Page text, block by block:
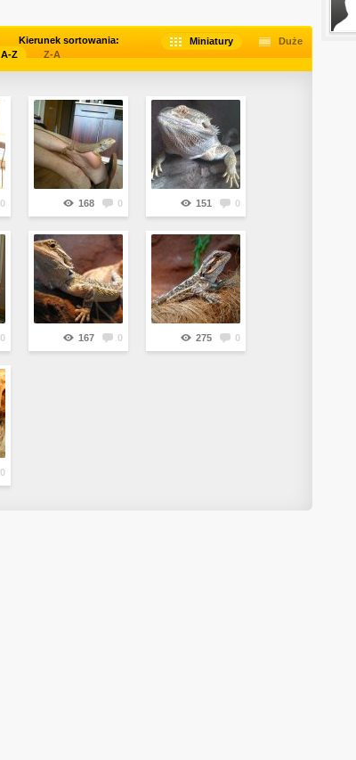
Miniatury Duże
Kierunek sortowania:
A-Z
Z-A
0 168 0 151 0
0 167 0 275 0
0